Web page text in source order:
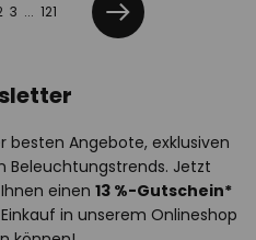
3 ... 121
Weiter
besten Angebote, exklusiven
Beleuchtungstrends. Jetzt
einen 13 %-Gutschein*
in unserem Onlineshop